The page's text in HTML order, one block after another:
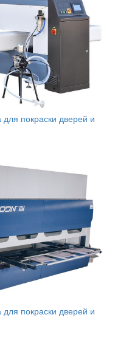
покраски дверей и
покраски дверей и